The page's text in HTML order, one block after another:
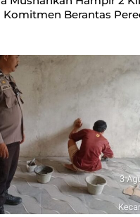
Komitmen Berantas